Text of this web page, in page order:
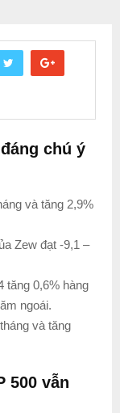
chú ý
và tăng 2,9%
Zew đạt -9,1 –
tăng 0,6% hàng
ngoái.
và tăng
500 vẫn